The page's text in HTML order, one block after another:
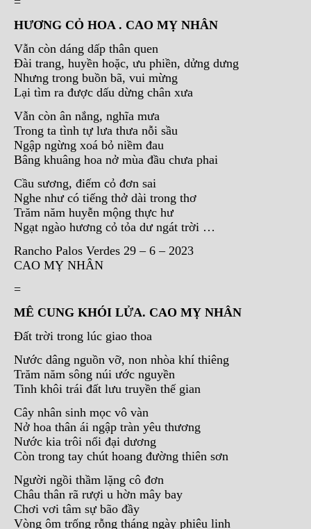
HƯƠNG CỎ HOA . CAO MỴ NHÂN
Vẫn còn dáng dấp thân quen
Đài trang, huyền hoặc, ưu phiền, dửng dưng
Nhưng trong buồn bã, vui mừng
Lại tìm ra được dấu dừng chân xưa
Vẫn còn ân nắng, nghĩa mưa
Trong ta tình tự lưa thưa nỗi sầu
Ngập ngừng xoá bỏ niềm đau
Bâng khuâng hoa nở mùa đầu chưa phai
Cầu sương, điếm cỏ đơn sai
Nghe như có tiếng thở dài trong thơ
Trăm năm huyễn mộng thực hư
Ngạt ngào hương cỏ tỏa dư ngát trời …
Rancho Palos Verdes 29 – 6 – 2023
CAO MỴ NHÂN
=
MÊ CUNG KHÓI LỬA. CAO MỴ NHÂN
Đất trời trong lúc giao thoa
Nước dâng nguồn vỡ, non nhòa khí thiêng
Trăm năm sông núi ước nguyền
Tinh khôi trái đất lưu truyền thế gian
Cây nhân sinh mọc vô vàn
Nở hoa thân ái ngập tràn yêu thương
Nước kia trôi nổi đại dương
Còn trong tay chút hoang đường thiên sơn
Người ngồi thầm lặng cô đơn
Châu thân rã rượi u hờn mây bay
Chơi vơi tâm sự bão đầy
Vòng ôm trống rỗng tháng ngày phiêu linh